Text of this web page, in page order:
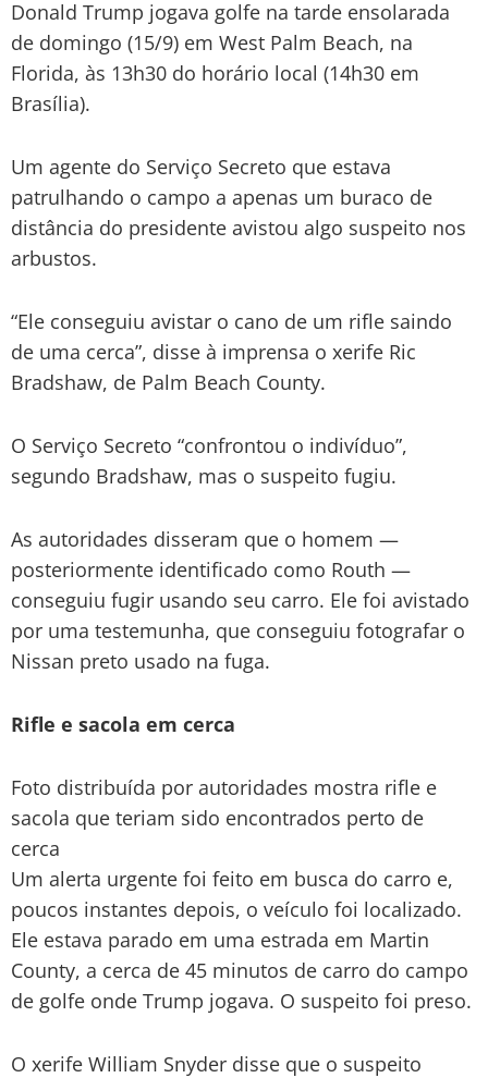
Donald Trump jogava golfe na tarde ensolarada
de domingo (15/9) em West Palm Beach, na
Florida, às 13h30 do horário local (14h30 em
Brasília).
Um agente do Serviço Secreto que estava
patrulhando o campo a apenas um buraco de
distância do presidente avistou algo suspeito nos
arbustos.
“Ele conseguiu avistar o cano de um rifle saindo
de uma cerca”, disse à imprensa o xerife Ric
Bradshaw, de Palm Beach County.
O Serviço Secreto “confrontou o indivíduo”,
segundo Bradshaw, mas o suspeito fugiu.
As autoridades disseram que o homem —
posteriormente identificado como Routh —
conseguiu fugir usando seu carro. Ele foi avistado
por uma testemunha, que conseguiu fotografar o
Nissan preto usado na fuga.
Rifle e sacola em cerca
Foto distribuída por autoridades mostra rifle e
sacola que teriam sido encontrados perto de
cerca
Um alerta urgente foi feito em busca do carro e,
poucos instantes depois, o veículo foi localizado.
Ele estava parado em uma estrada em Martin
County, a cerca de 45 minutos de carro do campo
de golfe onde Trump jogava. O suspeito foi preso.
O xerife William Snyder disse que o suspeito